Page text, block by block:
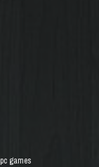
pc games